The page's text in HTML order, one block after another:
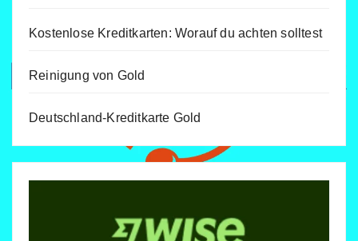
Kostenlose Kreditkarten: Worauf du achten solltest
Reinigung von Gold
Deutschland-Kreditkarte Gold